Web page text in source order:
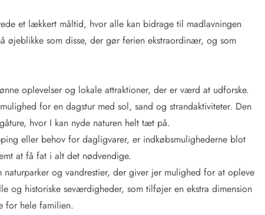
et lækkert måltid, hvor alle kan bidrage til madlavningen
øjeblikke som disse, der gør ferien ekstraordinær, og som
oplevelser og lokale attraktioner, der er værd at udforske.
for en dagstur med sol, sand og strandaktiviteter. Den
hvor I kan nyde naturen helt tæt på.
eller behov for dagligvarer, er indkøbsmulighederne blot
at få fat i alt det nødvendige.
og vandrestier, der giver jer mulighed for at opleve
og historiske seværdigheder, som tilføjer en ekstra dimension
for hele familien.